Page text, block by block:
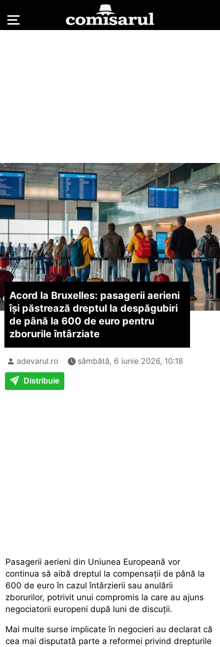
Acord la Bruxelles: pasagerii aerieni
își păstrează dreptul la despăgubiri
de până la 600 de euro pentru
zborurile întârziate
adevarul.ro sâmbătă, 6 iunie 2026, 10:18
Distribuie
Pasagerii aerieni din Uniunea Europeană vor
continua să aibă dreptul la compensații de până la
600 de euro în cazul întârzierii sau anulării
zborurilor, potrivit unui compromis la care au ajuns
negociatorii europeni după luni de discuții.
Mai multe surse implicate în negocieri au declarat că
cea mai disputată parte a reformei privind drepturile